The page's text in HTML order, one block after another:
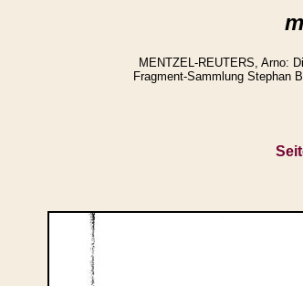
MENTZEL-REUTERS, Arno:
Fragment-Sammlung Stephan